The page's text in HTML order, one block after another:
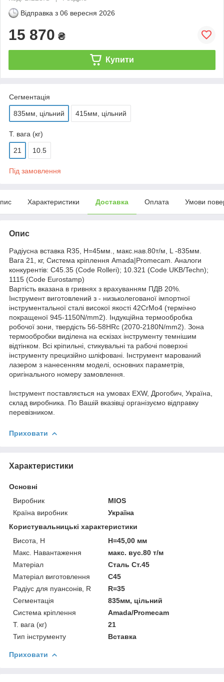
Відправка з 06 вересня 2026
15 870 ₴
Купити
Сегментація
835мм, цільний 415мм, цільний
Т. вага (кг)
21 10.5
Під замовлення
Характеристики Доставка Оплата Умови
Опис
Радіусна вставка R35, H=45мм., макс.нав.80т/м, L -835мм.
Вага 21, кг, Система кріплення Amada|Promecam. Аналоги
конкурентів: С45.35 (Code Rolleri); 10.321 (Code UKB/Techn);
1115 (Code Eurostamp)
Вартість вказана в гривнях з врахуванням ПДВ 20%.
Інструмент виготовлений з - низьколегованої імпортної
інструментальної сталі високої якості 42CrMo4 (термічно
покращеної 945-1150N/mm2). Індукційна термообробка
робочої зони, твердість 56-58HRc (2070-2180N/mm2). Зона
термообробки виділена на ескізах інструменту темнішим
відтінком. Всі кріпильні, стикувальні та рабочі поверхні
інструменту прецизійно шліфовані. Інструмент марований
лазером з нанесенням моделі, основних параметрів,
оригінального номеру замовлення.
Інструмент поставляється на умовах EXW, Дрогобич, Україна,
склад виробника. По Вашій вказівці організуємо відправку
перевізником.
Приховати
Характеристики
Основні
Виробник
MIOS
Країна виробник
Україна
Користувальницькі характеристики
Висота, H
H=45,00 мм
Макс. Навантаження
макс. вус.80 т/м
Матеріал
Сталь Ст.45
Матеріал виготовлення
C45
Радіус для пуансонів, R
R=35
Сегментація
835мм, цільний
Система кріплення
Amada/Promecam
Т. вага (кг)
21
Тип інструменту
Вставка
Приховати